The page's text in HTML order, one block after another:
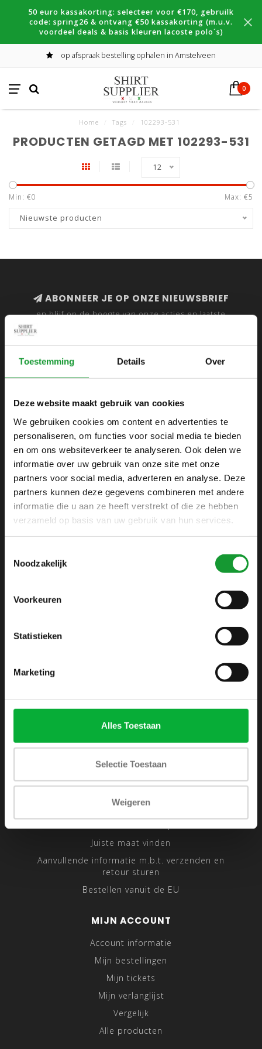
Toestemming Details Over
Deze website maakt gebruik van cookies
We gebruiken cookies om content en advertenties te
personaliseren, om functies voor social media te bieden
en om ons websiteverkeer te analyseren. Ook delen we
informatie over uw gebruik van onze site met onze
partners voor social media, adverteren en analyse. Deze
partners kunnen deze gegevens combineren met andere
informatie die u aan ze heeft verstrekt of die ze hebben
verzameld op basis van uw gebruik van hun services.
Noodzakelijk
Voorkeuren
Statistieken
Marketing
Alles Toestaan
Selectie Toestaan
Weigeren
50 euro kassakorting: selecteer voor €170, gebruilk
code: spring26 & ontvang €50 kassakorting (m.u.v.
voordeel deals & basis kleuren lacoste polo´s)
op afspraak bestelling ophalen in Amstelveen
0
Home Tags 102293-531
PRODUCTEN GETAGD MET 102293-531
12
Min: €0 Max: €5
Nieuwste producten
ABONNEER JE OP ONZE NIEUWSBRIEF
en blijf op de hoogte van onze acties en laatste
SHIRTSUPPLIER.NL
Webshop voor mannen
Zijlijnstraat 24
1433 DC
+31 6 42 52 32 80
+31 6 42 52 32 80
Disclaimer
Privacy Policy
Sitemap
Traveling Tailor
Juiste maat vinden
Aanvullende informatie m.b.t. verzenden en
retour sturen
Bestellen vanuit de EU
MIJN ACCOUNT
Account informatie
Mijn bestellingen
Mijn tickets
Mijn verlanglijst
Vergelijk
Alle producten